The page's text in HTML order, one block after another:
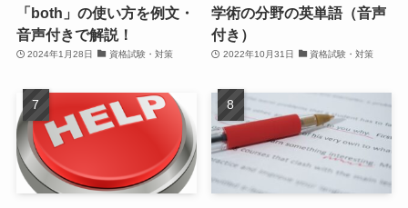
「both」の使い方を例文・
音声付きで解説！
2024年1月28日 資格試験・対策
学術の分野の英単語（音声
付き）
2022年10月31日 資格試験・対策